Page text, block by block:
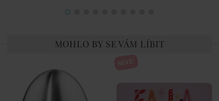
MOHLO BY SE VÁM LÍBIT